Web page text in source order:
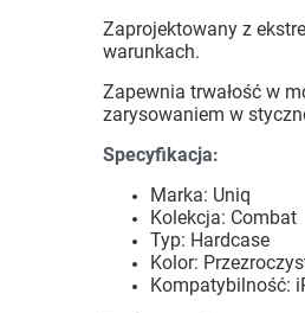
Zaprojektowany z
warunkach.
Zapewnia trwałość w
zarysowaniem w
Specyfikacja:
Marka: Uniq
Kolekcja: Combat
Typ: Hardcase
Kolor:
Kompatybilność: